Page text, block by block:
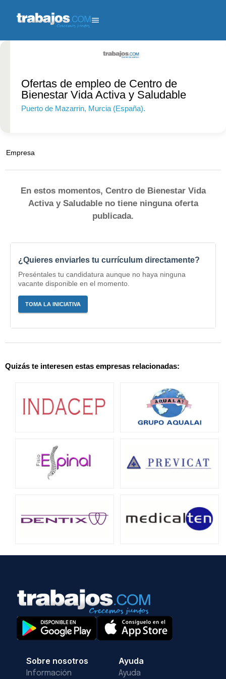
Ofertas de empleo de Centro de
Bienestar Vida Activa y Saludable
Puerto de Mazarrin, Murcia (España).
Empresa
En estos momentos, Centro de Bienestar Vida
Activa y Saludable no tiene ninguna oferta
publicada.
¿Quieres enviarles tu currículum directamente?
Preséntales tu candidatura aunque no haya ninguna
vacante disponible en el momento.
TOMA LA INICIATIVA
Quizás te interesen estas empresas relacionadas:
Sobre nosotros
Información
Ayuda
Ayuda